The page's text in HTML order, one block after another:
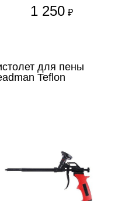
1 250 ₽
для пены
Teflon